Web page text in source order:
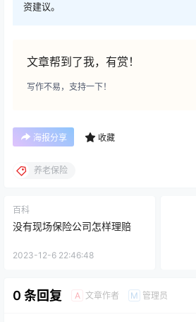
资建议。
文章帮到了我，有赏！
写作不易，支持一下！
海报分享 收藏
养老保险
百科
没有现场保险公司怎样理赔
2023-12-6 22:46:48
0 条回复 A 文章作者 M 管理员